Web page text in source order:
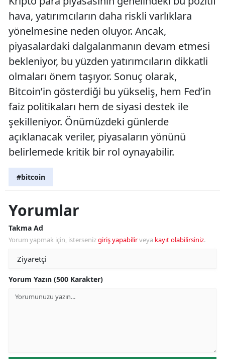
hava, yatırımcıların daha riskli varlıklara
yönelmesine neden oluyor. Ancak,
piyasalardaki dalgalanmanın devam etmesi
bekleniyor, bu yüzden yatırımcıların dikkatli
olmaları önem taşıyor. Sonuç olarak,
Bitcoin’in gösterdiği bu yükseliş, hem Fed’in
faiz politikaları hem de siyasi destek ile
şekilleniyor. Önümüzdeki günlerde
açıklanacak veriler, piyasaların yönünü
belirlemede kritik bir rol oynayabilir.
#bitcoin
Yorumlar
Takma Ad
Yorum yapmak için, istersenizgiriş yapabilirveya kayıt olabilirsiniz.
Yorum Yazın (500 Karakter)